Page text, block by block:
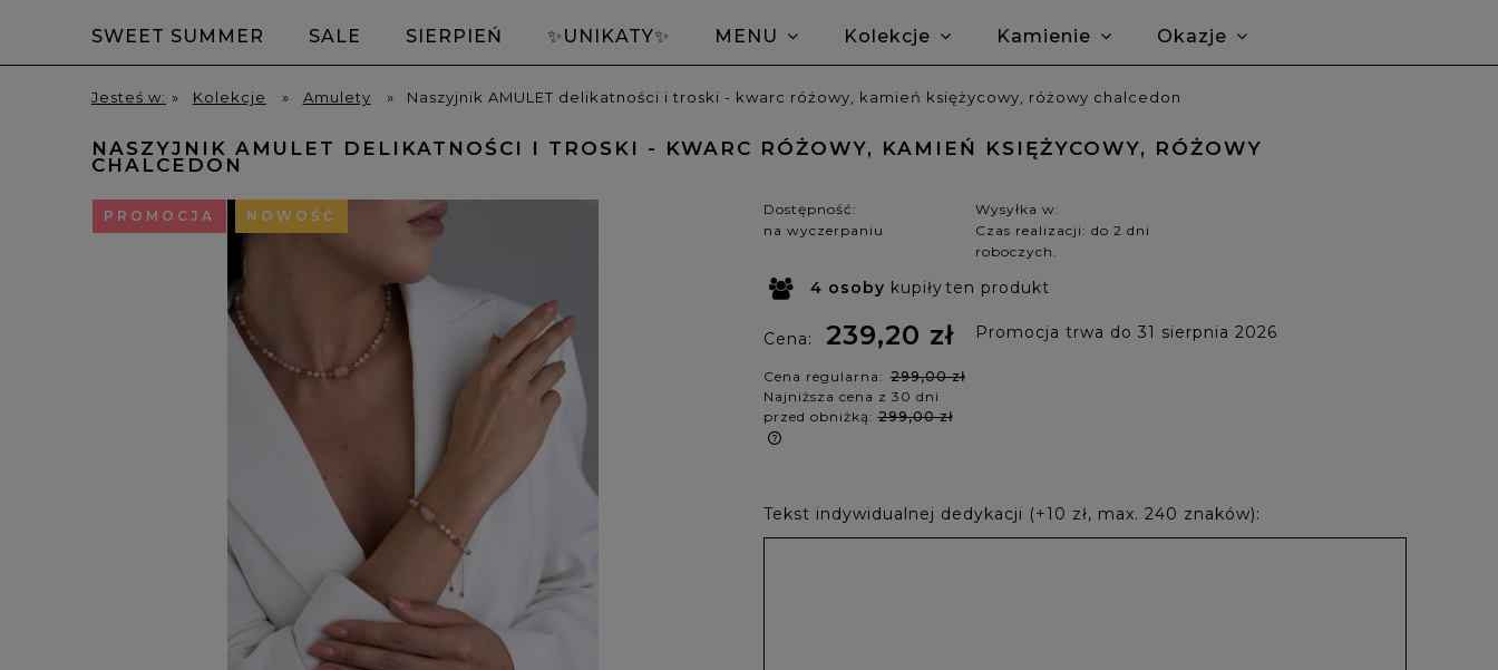
SWEET SUMMER SALE SIERPIEŃ ✨UNIKATY✨ MENU Kolekcje Kamienie Okazje
✨Talizmany✨ Bransoletki z alfabetem Morse'a Bransoletki znaki zodiaku Opinie Trustmate O nas
HOME
Jesteś w: » Kolekcje » Amulety » Naszyjnik AMULET delikatności i troski - kwarc różowy, kamień księżycowy, różowy chalcedon
NASZYJNIK AMULET DELIKATNOŚCI I TROSKI - KWARC RÓŻOWY, KAMIEŃ KSIĘŻYCOWY, RÓŻOWY
CHALCEDON
PROMOCJA NOWOŚĆ
Dostępność:
na wyczerpaniu
Wysyłka w:
Czas realizacji: do 2 dni
roboczych.
4 osoby kupiłyten produkt
Cena: 239,20 zł
Cena regularna: 299,00 zł
Najniższa cena z 30 dni
przed obniżką:299,00 zł
Jeżeli produkt jest sprzedawany
krócej niż 30 dni, wyświetlana jest
Promocja trwa do 31 sierpnia 2026
Tekst indywidualnej dedykacji (+10 zł, max. 240 znaków):